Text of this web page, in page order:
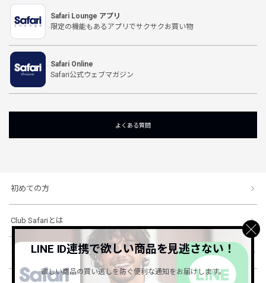
Safari Lounge アプリ
限定の機能もあるアプリでサクサクお買い物
Safari Online
Safari公式ウェブマガジン
よくある質問
初めての方
Club Safariとは
ショッピングガイド
LINE ID連携で欲しい商品を見逃さない！
欲しい商品の買い逃しを防ぐ便利な通知をお届けします。